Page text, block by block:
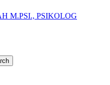
M.PSI., PSIKOLOG